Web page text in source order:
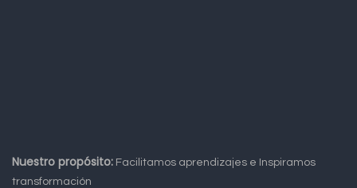
Nuestro propósito: Facilitamos aprendizajes e Inspiramos
transformación